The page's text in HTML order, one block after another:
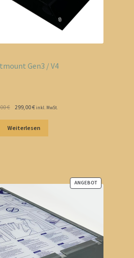
Gen3 / V4
€ Ursprünglicher
war:
299,00€Aktueller
inkl. MwSt.
Weiterlesen
ANGEBOT
PRODUKT